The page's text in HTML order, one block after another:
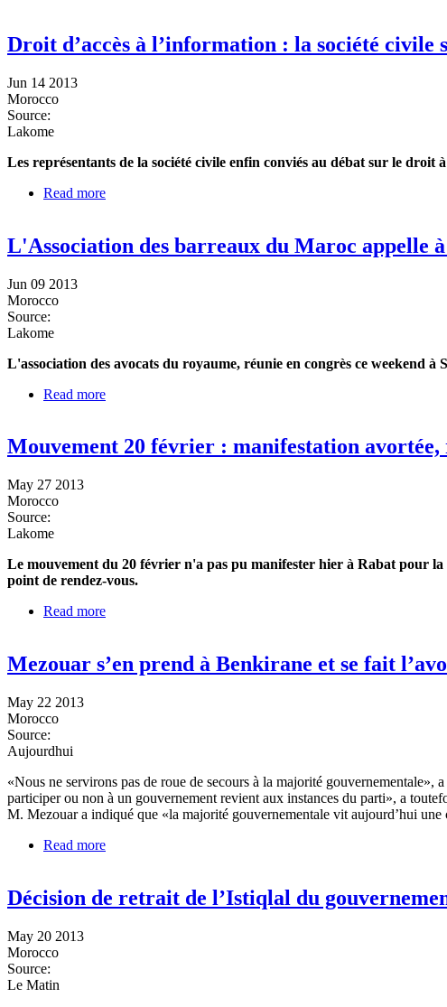
Droit d’accès à l’information : la société civile
Jun 14 2013
Morocco
Source:
Lakome
Les représentants de la société civile enfin conviés au débat sur le droit
Read more
L'Association des barreaux du Maroc appelle
Jun 09 2013
Morocco
Source:
Lakome
L'association des avocats du royaume, réunie en congrès ce weekend à
Read more
Mouvement 20 février : manifestation avortée,
May 27 2013
Morocco
Source:
Lakome
Le mouvement du 20 février n'a pas pu manifester hier à Rabat pour
point de rendez-vous.
Read more
Mezouar s’en prend à Benkirane et se fait
May 22 2013
Morocco
Source:
Aujourdhui
«Nous ne servirons pas de roue de secours à la majorité
participer ou non à un gouvernement revient aux instances du parti», a
M. Mezouar a indiqué que «la majorité gouvernementale vit aujourd’hui
Read more
Décision de retrait de l’Istiqlal du
May 20 2013
Morocco
Source:
Le Matin